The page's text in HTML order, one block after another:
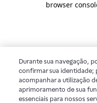
browser
Durante sua navegação,
confirmar sua identidade;
acompanhar a utilização
aprimoramento de sua
essenciais para nossos